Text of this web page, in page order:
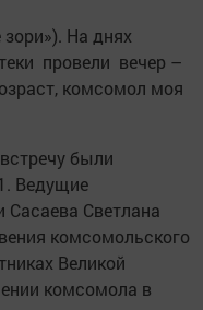
На днях
провели вечер –
комсомол моя
были
Ведущие
Сасаева Светлана
комсомольского
Великой
комсомола в